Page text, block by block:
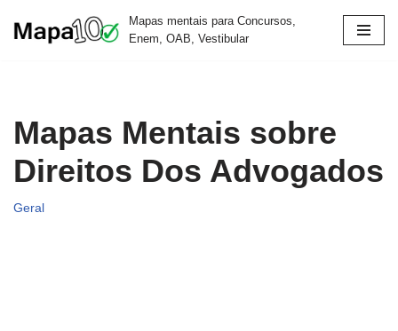
Mapas mentais para Concursos,
Enem, OAB, Vestibular
Mapas Mentais sobre
Direitos Dos Advogados
Geral